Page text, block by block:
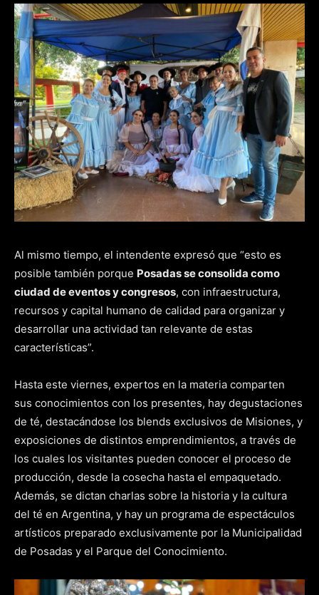
Al mismo tiempo, el intendente expresó que “esto es
posible también porque Posadas se consolida como
ciudad de eventos y congresos, con infraestructura,
recursos y capital humano de calidad para organizar y
desarrollar una actividad tan relevante de estas
características”.
Hasta este viernes, expertos en la materia comparten
sus conocimientos con los presentes, hay degustaciones
de té, destacándose los blends exclusivos de Misiones, y
exposiciones de distintos emprendimientos, a través de
los cuales los visitantes pueden conocer el proceso de
producción, desde la cosecha hasta el empaquetado.
Además, se dictan charlas sobre la historia y la cultura
del té en Argentina, y hay un programa de espectáculos
artísticos preparado exclusivamente por la Municipalidad
de Posadas y el Parque del Conocimiento.